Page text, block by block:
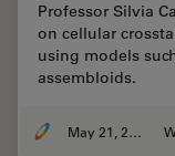
Professor Silvia
on cellular
using models
assembloids.
May 21, 2024